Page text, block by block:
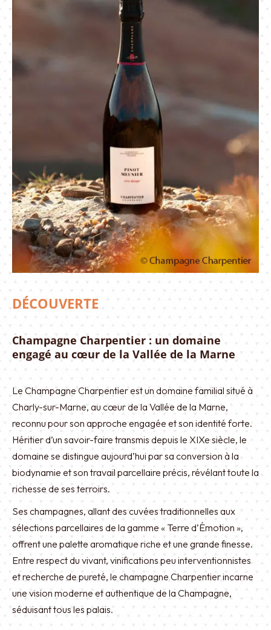
DÉCOUVERTE
Champagne Charpentier : un domaine
engagé au cœur de la Vallée de la Marne
Le Champagne Charpentier est un domaine familial situé à
Charly-sur-Marne, au cœur de la Vallée de la Marne,
reconnu pour son approche engagée et son identité forte.
Héritier d’un savoir-faire transmis depuis le XIXe siècle, le
domaine se distingue aujourd’hui par sa conversion à la
biodynamie et son travail parcellaire précis, révélant toute la
richesse de ses terroirs.
Ses champagnes, allant des cuvées traditionnelles aux
sélections parcellaires de la gamme « Terre d’Émotion »,
offrent une palette aromatique riche et une grande finesse.
Entre respect du vivant, vinifications peu interventionnistes
et recherche de pureté, le champagne Charpentier incarne
une vision moderne et authentique de la Champagne,
séduisant tous les palais.